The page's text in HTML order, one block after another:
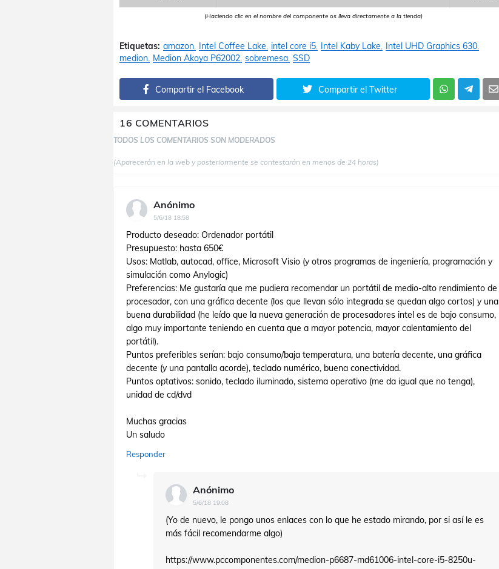
(Haciendo clic en el nombre del componente os lleva directamente a la tienda)
Etiquetas: amazon Intel Coffee Lake intel core i5 Intel Kaby Lake Intel UHD Graphics 630
medion Medion Akoya P62002 sobremesa SSD
Compartir el Facebook Compartir el Twitter
16 COMENTARIOS
TODOS LOS COMENTARIOS SON MODERADOS
(Aparecerán en la web y posteriormente se contestarán en menos de 24 horas)
Anónimo
5/6/18 18:58
Producto deseado: Ordenador portátil
Presupuesto: hasta 650€
Usos: Matlab, autocad, office, Microsoft Visio (y otros programas de ingeniería, programación y
simulación como Anylogic)
Preferencias: Me gustaría que me pudiera recomendar un portátil de medio-alto rendimiento de
procesador, con una gráfica decente (los que llevan sólo integrada se quedan algo cortos) y una
buena durabilidad (he leído que la nueva generación de procesadores intel es de bajo consumo,
algo muy importante teniendo en cuenta que a mayor potencia, mayor calentamiento del
portátil).
Puntos preferibles serían: bajo consumo/baja temperatura, una batería decente, una gráfica
decente (y una pantalla acorde), teclado numérico, buena conectividad.
Puntos optativos: sonido, teclado iluminado, sistema operativo (me da igual que no tenga),
unidad de cd/dvd
Muchas gracias
Un saludo
Responder
Anónimo
5/6/18 19:08
(Yo de nuevo, le pongo unos enlaces con lo que he estado mirando, por si así le es
más fácil recomendarme algo)
https://www.pccomponentes.com/medion-p6687-md61006-intel-core-i5-8250u-